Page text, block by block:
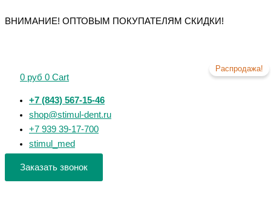
к
ВНИМАНИЕ! ОПТОВЫМ ПОКУПАТЕЛЯМ СКИДКИ!
0 руб 0 Cart
+7 (843) 567-15-46
shop@stimul-dent.ru
+7 939 39-17-700
stimul_med
Заказать звонок
товаров
товаров
Распродажа!
цена
цена:
товара
товара
товара
товара
товара